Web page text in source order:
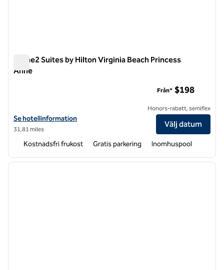
Home2 Suites by Hilton Virginia Beach Princess
Anne
Visa hotelluppgifter för Home2 Suites by Hilton Virginia Beach
Se hotellinformation
31,81 miles
Från* $198
Honors-rabatt, semiflex
Välj datum
Kostnadsfri frukost Gratis parkering Inomhuspool
1 av 12
nästa